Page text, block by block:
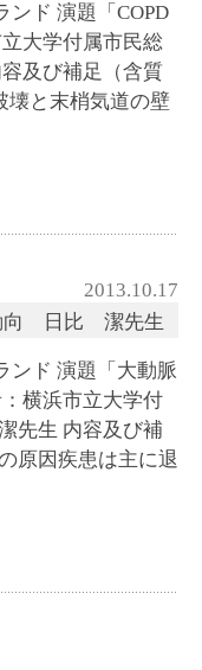
ド 演題「COPD
大学付属市民総
及び補足（含質
壊と末梢気道の壁
2013.10.17
向 日比 潔先生
ド 演題「大動脈
横浜市立大学付
先生 内容及び補
原因疾患は主に退